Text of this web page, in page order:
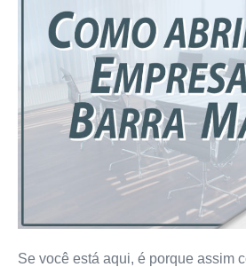
Se você está aqui, é porque assim